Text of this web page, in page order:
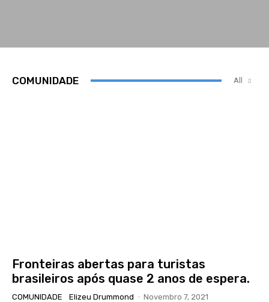
COMUNIDADE All
Fronteiras abertas para turistas
brasileiros após quase 2 anos de espera.
COMUNIDADE Elizeu Drummond - Novembro 7, 2021